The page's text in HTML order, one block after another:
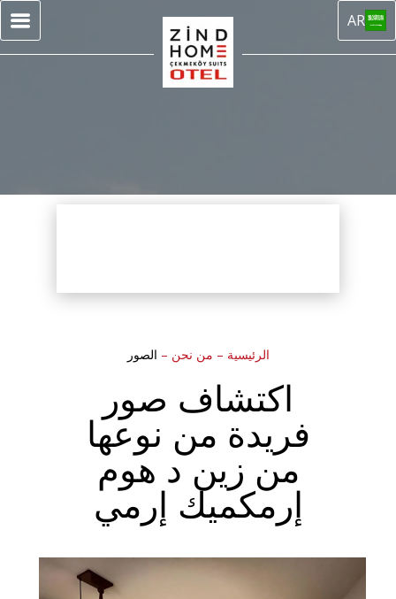
AR
الرئيسية – من نحن – الصور
اكتشاف صور
فريدة من نوعها
من زين د هوم
إرمكميك إرمي